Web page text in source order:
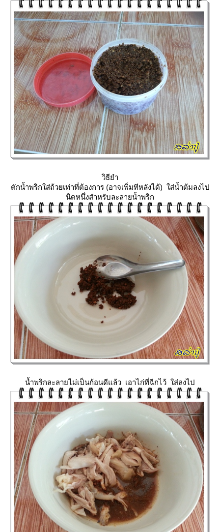
วิธียำ
ตักน้ำพริกใส่ถ้วยเท่าที่ต้องการ (อาจเพิ่มทีหลังได้) ใส่น้ำต้มลงไป
นิดหนึ่งสำหรับละลายน้ำพริก
น้ำพริกละลายไม่เป็นก้อนดีแล้ว เอาไก่ที่ฉีกไว้ ใส่ลงไป